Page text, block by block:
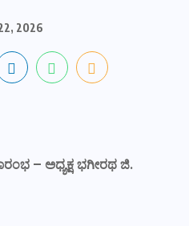
2026
– ಅಧ್ಯಕ್ಷ ಭಗೀರಥ ಜಿ.